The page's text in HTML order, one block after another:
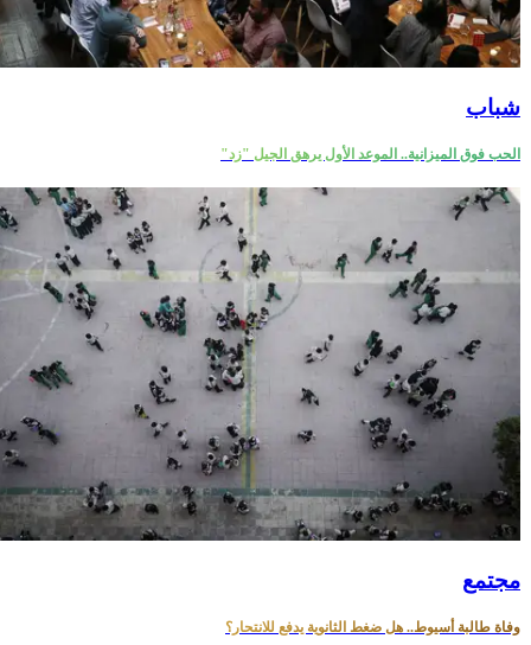
شباب
الحب فوق الميزانية.. الموعد الأول يرهق الجيل "زد"
مجتمع
وفاة طالبة أسيوط.. هل ضغط الثانوية يدفع للانتحار؟